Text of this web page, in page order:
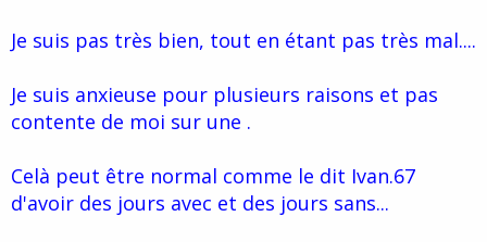
Je suis pas très bien, tout en étant pas très mal....
Je suis anxieuse pour plusieurs raisons et pas
contente de moi sur une .
Celà peut être normal comme le dit Ivan.67
d'avoir des jours avec et des jours sans...